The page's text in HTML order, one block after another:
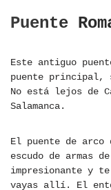
Puente
Este antiguo
puente principal,
No está lejos de
Salamanca.
El puente de arco
escudo de armas
impresionante y te
vayas allí. El